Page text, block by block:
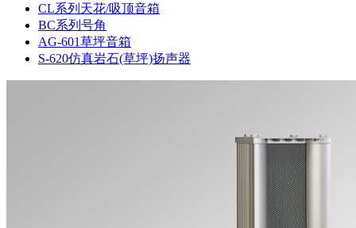
CL系列天花/吸顶音箱
BC系列号角
AG-601草坪音箱
S-620仿真岩石(草坪)扬声器